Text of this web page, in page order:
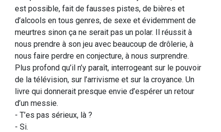
est possible, fait de fausses pistes, de bières et
d’alcools en tous genres, de sexe et évidemment de
meurtres sinon ça ne serait pas un polar. Il réussit à
nous prendre à son jeu avec beaucoup de drôlerie, à
nous faire perdre en conjecture, à nous surprendre.
Plus profond qu’il n’y paraît, interrogeant sur le pouvoir
de la télévision, sur l’arrivisme et sur la croyance. Un
livre qui donnerait presque envie d’espérer un retour
d’un messie.
- T’es pas sérieux, là ?
- Si.